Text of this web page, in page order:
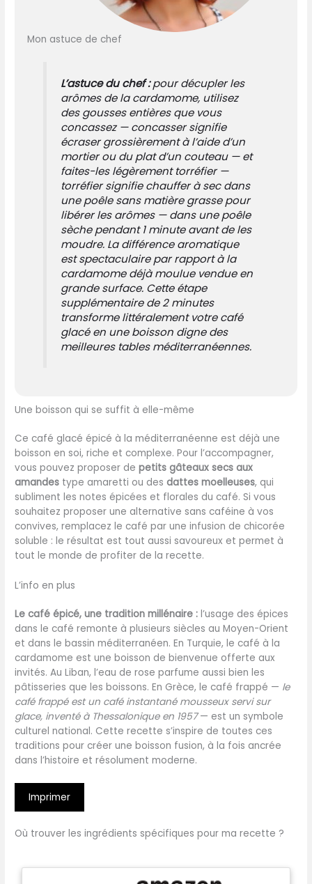
Mon astuce de chef
L’astuce du chef :pour décupler les
arômes de la cardamome, utilisez
des gousses entières que vous
concassez —concasser signifie
écraser grossièrement à l’aide d’un
mortier ou du plat d’un couteau— et
faites-les légèrement torréfier —
torréfier signifie chauffer à sec dans
une poêle sans matière grasse pour
libérer les arômes— dans une poêle
sèche pendant 1 minute avant de les
moudre. La différence aromatique
est spectaculaire par rapport à la
cardamome déjà moulue vendue en
grande surface. Cette étape
supplémentaire de 2 minutes
transforme littéralement votre café
glacé en une boisson digne des
meilleures tables méditerranéennes.
Une boisson qui se suffit à elle-même
Ce café glacé épicé à la méditerranéenne est déjà une
boisson en soi, riche et complexe. Pour l’accompagner,
vous pouvez proposer depetits gâteaux secs aux
amandes type amaretti ou desdattes moelleuses, qui
subliment les notes épicées et florales du café. Si vous
souhaitez proposer une alternative sans caféine à vos
convives, remplacez le café par une infusion de chicorée
soluble : le résultat est tout aussi savoureux et permet à
tout le monde de profiter de la recette.
L’info en plus
Le café épicé, une tradition millénaire : l’usage des épices
dans le café remonte à plusieurs siècles au Moyen-Orient
et dans le bassin méditerranéen. En Turquie, le café à la
cardamome est une boisson de bienvenue offerte aux
invités. Au Liban, l’eau de rose parfume aussi bien les
pâtisseries que les boissons. En Grèce, le café frappé — le
café frappé est un café instantané mousseux servi sur
glace, inventé à Thessalonique en 1957— est un symbole
culturel national. Cette recette s’inspire de toutes ces
traditions pour créer une boisson fusion, à la fois ancrée
dans l’histoire et résolument moderne.
Imprimer
Où trouver les ingrédients spécifiques pour ma recette ?